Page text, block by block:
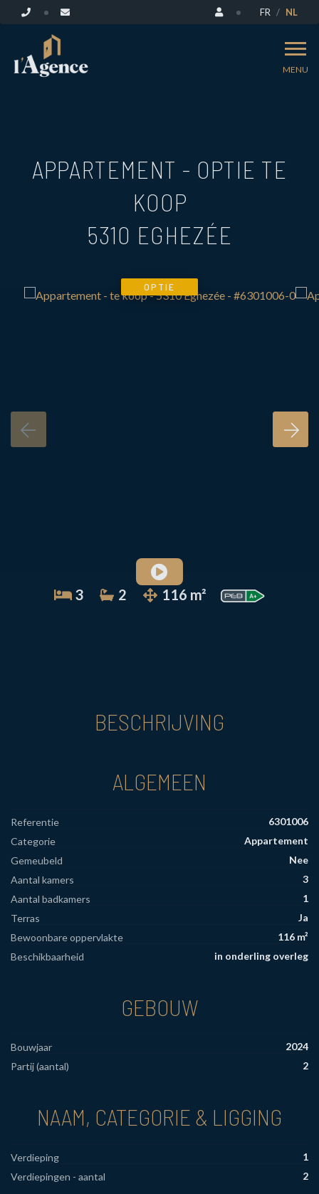
FR NL
MENU
APPARTEMENT - OPTIE TE
KOOP
5310 EGHEZÉE
OPTIE
3 2 116 m²
BESCHRIJVING
ALGEMEEN
Referentie
6301006
Categorie
Appartement
Gemeubeld
Nee
Aantal kamers
3
Aantal badkamers
1
Terras
Ja
Bewoonbare oppervlakte
116 m²
Beschikbaarheid
in onderling overleg
GEBOUW
Bouwjaar
2024
Partij (aantal)
2
NAAM, CATEGORIE & LIGGING
Verdieping
1
Verdiepingen - aantal
2